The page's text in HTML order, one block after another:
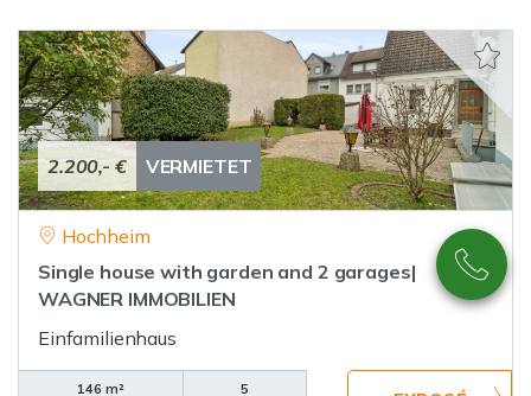
2.200,- € VERMIETET
Hochheim
Single house with garden and 2 garages|
WAGNER IMMOBILIEN
Einfamilienhaus
146 m² 5